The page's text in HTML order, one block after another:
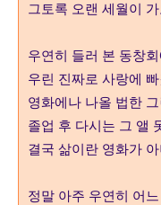
그토록 오랜 세월이
우연히 들러 본 동창
우린 진짜로 사랑에
영화에나 나올 법한 그
졸업 후 다시는 그 앨
결국 삶이란 영화가
정말 아주 우연히 어